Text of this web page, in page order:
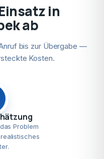
in
ab
bis zur Übergabe —
Kosten.
Problem